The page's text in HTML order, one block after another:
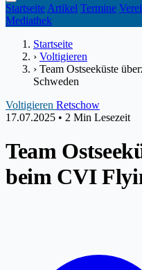
Startseite Artikel Termine
Mediathek
Startseite
› Voltigieren
› Team Ostseeküste
Schweden
Voltigieren Retschow
17.07.2025 • 2 Min Lesezeit
Team
beim CVI